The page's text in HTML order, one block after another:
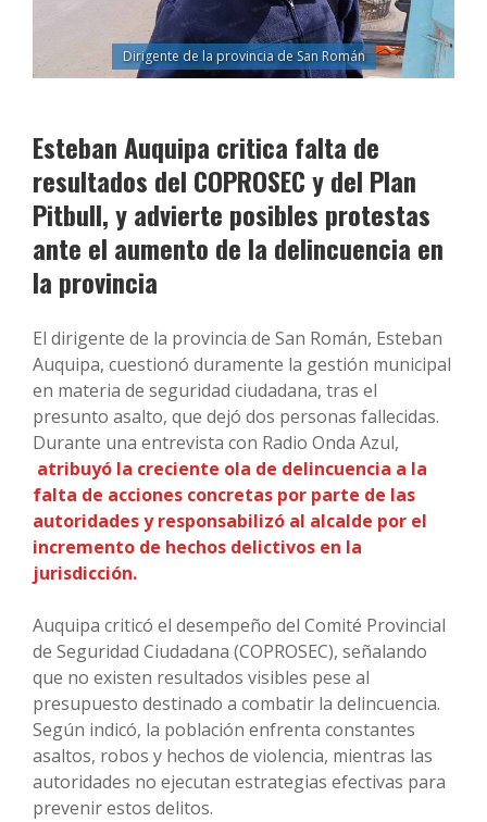
Dirigente de la provincia de San Román
Esteban Auquipa critica falta de
resultados del COPROSEC y del Plan
Pitbull, y advierte posibles protestas
ante el aumento de la delincuencia en
la provincia
El dirigente de la provincia de San Román, Esteban
Auquipa, cuestionó duramente la gestión municipal
en materia de seguridad ciudadana, tras el
presunto asalto, que dejó dos personas fallecidas.
Durante una entrevista con Radio Onda Azul,
atribuyó la creciente ola de delincuencia a la
falta de acciones concretas por parte de las
autoridades y responsabilizó al alcalde por el
incremento de hechos delictivos en la
jurisdicción.
Auquipa criticó el desempeño del Comité Provincial
de Seguridad Ciudadana (COPROSEC), señalando
que no existen resultados visibles pese al
presupuesto destinado a combatir la delincuencia.
Según indicó, la población enfrenta constantes
asaltos, robos y hechos de violencia, mientras las
autoridades no ejecutan estrategias efectivas para
prevenir estos delitos.